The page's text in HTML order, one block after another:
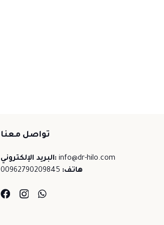
تواصل معنا
البريد الإلكتروني: info@dr-hilo.com
هاتف: 00962790209845